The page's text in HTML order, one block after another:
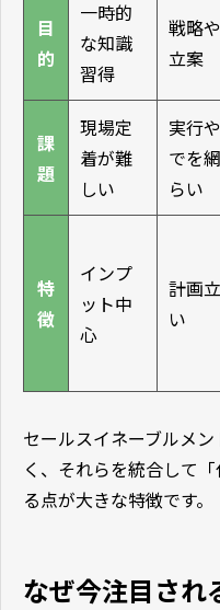
目
的
一時的
な知識
習得
戦略
立案
課
題
現場定
着が難
しい
実行
でを
らい
特
徴
インプ
ット中
心
計画
い
セールスイネーブルメ
く、それらを統合して
る点が大きな特徴です。
なぜ今注目され